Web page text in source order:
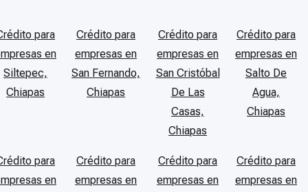
para
en
Siltepec,
Chiapas
Crédito para
empresas en
San Fernando,
Chiapas
Crédito para
empresas en
San Cristóbal
De Las
Casas,
Chiapas
Crédito para
empresas en
Salto De
Agua,
Chiapas
para
en
Crédito para
empresas en
Crédito para
empresas en
Crédito para
empresas en